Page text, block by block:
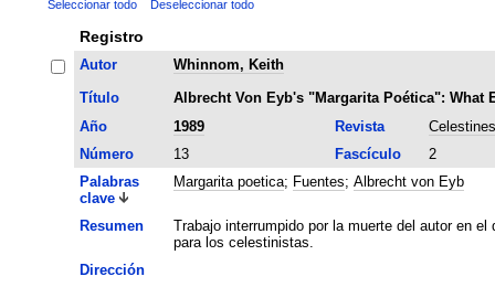
Seleccionar todo Deseleccionar todo
Registro
Autor
Whinnom, Keith
Título
Albrecht Von Eyb's "Margarita Poética": What
Año
1989 Revista
Número
13 Fascículo
2
Palabras
clave
Margarita poetica; Fuentes; Albrecht von Eyb
Resumen
Trabajo interrumpido por la muerte del autor en
para los celestinistas.
Dirección